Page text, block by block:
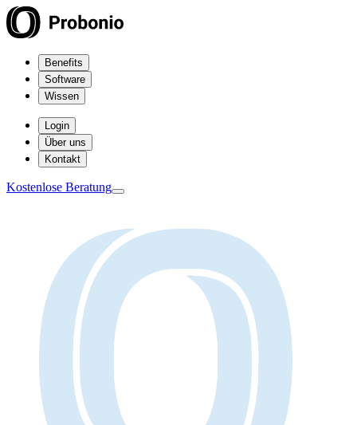
Benefits
Software
Wissen
Login
Über uns
Kontakt
Kostenlose Beratung